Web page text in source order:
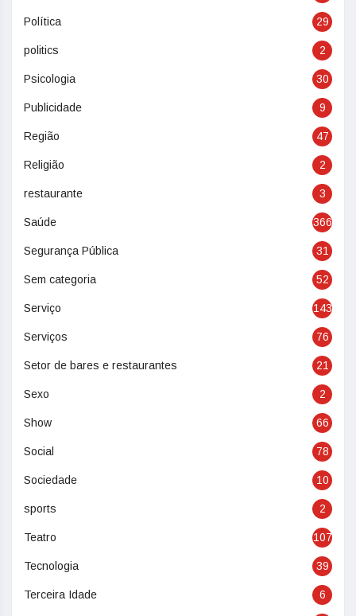
Política 29
politics 2
Psicologia 30
Publicidade 9
Região 47
Religião 2
restaurante 3
Saúde 366
Segurança Pública 31
Sem categoria 52
Serviço 143
Serviços 76
Setor de bares e restaurantes 21
Sexo 2
Show 66
Social 78
Sociedade 10
sports 2
Teatro 107
Tecnologia 39
Terceira Idade 6